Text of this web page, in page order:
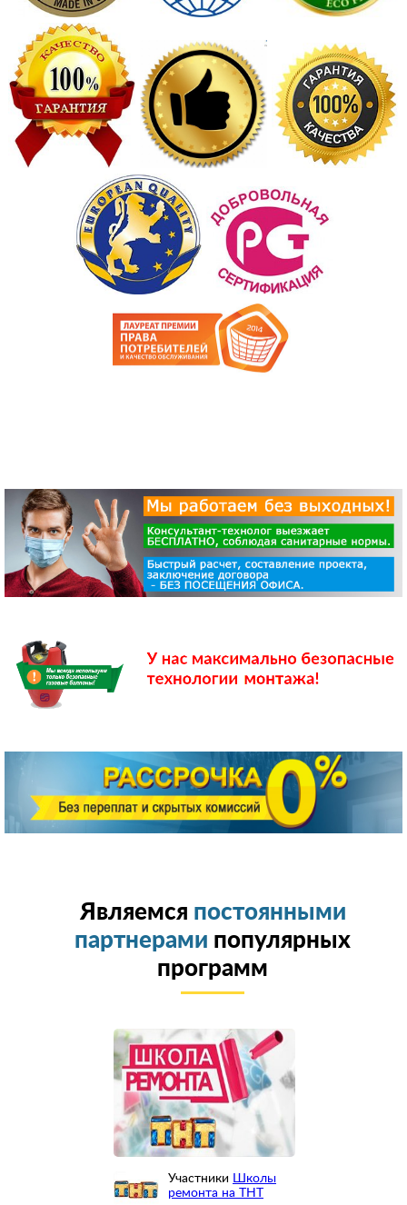
Являемся постоянными
партнерами популярных
программ
Участники
Школы
ремонта на ТНТ